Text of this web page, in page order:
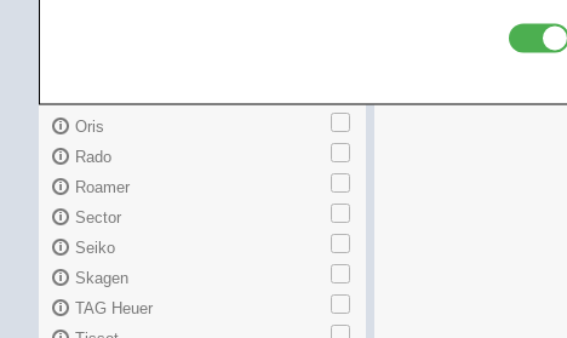
Oris
Rado
Roamer
Sector
Seiko
Skagen
TAG Heuer